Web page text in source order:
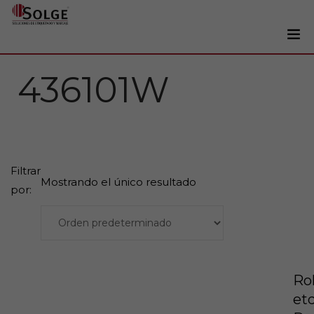
Impresoras
Tintas
Lectores
436101W
Filtrar
por:
Mostrando el único resultado